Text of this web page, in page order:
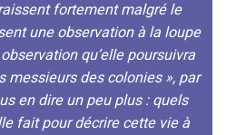
fortement malgré le
une observation à la loupe
qu’elle poursuivra
messieurs des colonies », par
en dire un peu plus : quels
fait pour décrire cette vie à